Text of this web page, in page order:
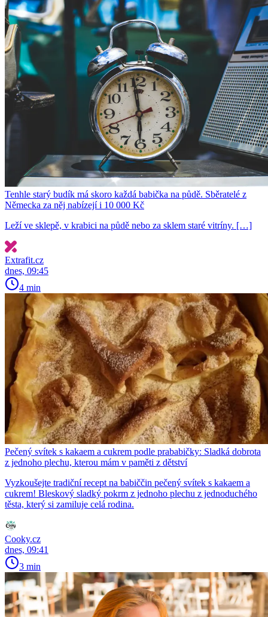
Tenhle starý budík má skoro každá babička na půdě. Sběratelé z
Německa za něj nabízejí i 10 000 Kč
Leží ve sklepě, v krabici na půdě nebo za sklem staré vitríny. […]
Extrafit.cz
dnes, 09:45
4 min
Pečený svítek s kakaem a cukrem podle prababičky: Sladká dobrota
z jednoho plechu, kterou mám v paměti z dětství
Vyzkoušejte tradiční recept na babiččin pečený svítek s kakaem a
cukrem! Bleskový sladký pokrm z jednoho plechu z jednoduchého
těsta, který si zamiluje celá rodina.
Cooky.cz
dnes, 09:41
3 min